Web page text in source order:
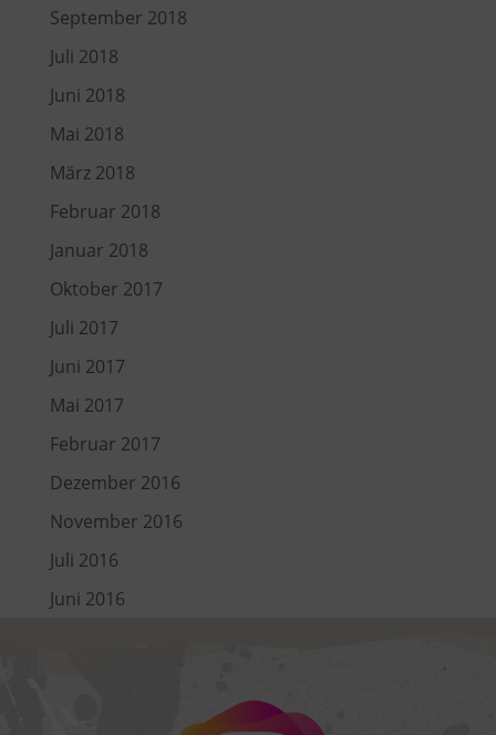
September 2018
Juli 2018
Juni 2018
Mai 2018
März 2018
Februar 2018
Januar 2018
Oktober 2017
Juli 2017
Juni 2017
Mai 2017
Februar 2017
Dezember 2016
November 2016
Juli 2016
Juni 2016